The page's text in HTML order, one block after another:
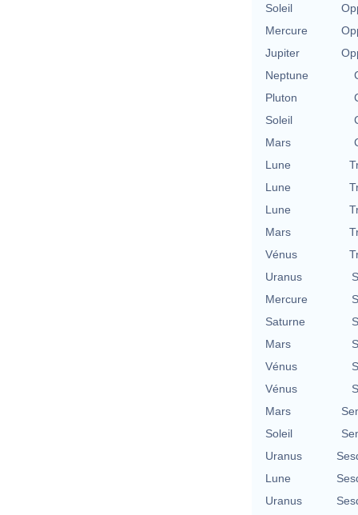
Soleil
Mercure
Jupiter
Neptune
Pluton
Soleil
Mars
Lune
Lune
Lune
Mars
Vénus
Uranus
Mercure
Saturne
Mars
Vénus
Vénus
Mars
Soleil
Uranus
Lune
Uranus